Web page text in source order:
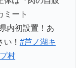
ミート
内初設置！あ
！ #芦ノ湖キ
村